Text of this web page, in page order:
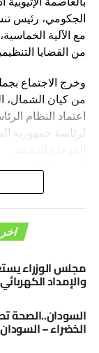
الجكومي، رئيس
مع الآلية
من القضايا
وخرج الاجتماع
من كيان الشمال،
اعتماد النظام
لرئاسة جمهورية
الوطنية بمدينة
وأكد المجلس
التنسيقية
السوداني، بما
جديدة من الأمن
مجلس الوزراء
والإمداد الكهربائي
السودان..الصحة
الخضراء –